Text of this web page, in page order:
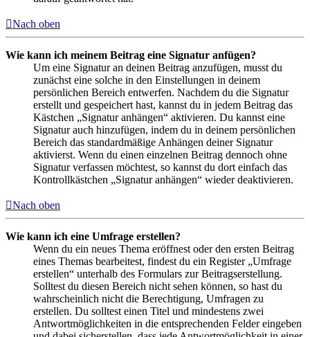
Nach oben
Wie kann ich meinem Beitrag eine Signatur anfügen?
Um eine Signatur an deinen Beitrag anzufügen, musst du
zunächst eine solche in den Einstellungen in deinem
persönlichen Bereich entwerfen. Nachdem du die Signatur
erstellt und gespeichert hast, kannst du in jedem Beitrag das
Kästchen „Signatur anhängen“ aktivieren. Du kannst eine
Signatur auch hinzufügen, indem du in deinem persönlichen
Bereich das standardmäßige Anhängen deiner Signatur
aktivierst. Wenn du einen einzelnen Beitrag dennoch ohne
Signatur verfassen möchtest, so kannst du dort einfach das
Kontrollkästchen „Signatur anhängen“ wieder deaktivieren.
Nach oben
Wie kann ich eine Umfrage erstellen?
Wenn du ein neues Thema eröffnest oder den ersten Beitrag
eines Themas bearbeitest, findest du ein Register „Umfrage
erstellen“ unterhalb des Formulars zur Beitragserstellung.
Solltest du diesen Bereich nicht sehen können, so hast du
wahrscheinlich nicht die Berechtigung, Umfragen zu
erstellen. Du solltest einen Titel und mindestens zwei
Antwortmöglichkeiten in die entsprechenden Felder eingeben